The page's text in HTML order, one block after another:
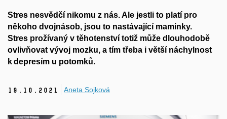
Stres nesvědčí nikomu z nás. Ale jestli to platí pro
někoho dvojnásob, jsou to nastávající maminky.
Stres prožívaný v těhotenství totiž může dlouhodobě
ovlivňovat vývoj mozku, a tím třeba i větší náchylnost
k depresím u potomků.
19. 10. 2021 Aneta Sojková